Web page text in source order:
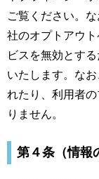
ご覧ください。
社のオプトアウ
ビスを無効とす
いたします。な
れたり、利用者
りません。
第４条（情報